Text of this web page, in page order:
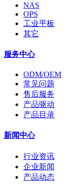
NAS
OPS
工业平板
其它
服务中心
ODM/OEM
常见问题
售后服务
产品驱动
产品目录
新闻中心
行业资讯
企业新闻
产品动态